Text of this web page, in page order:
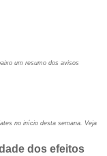
um resumo dos avisos
no início desta semana. Veja
dos efeitos